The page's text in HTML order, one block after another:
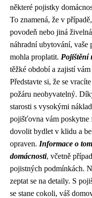
některé pojistky
To znamená, že v
povodeň nebo jiná
náhradní ubytování,
mohla proplatit. Pojištění
těžké období a zajistí
Představte si, že se
požáru neobyvatelný.
starosti s vysokými
pojišťovna vám poskytne
dovolit bydlet v klidu a
opraven. Informace o
domácnosti, včetně
pojistných podmínkách.
zeptat se na detaily. S
se stane cokoli, váš